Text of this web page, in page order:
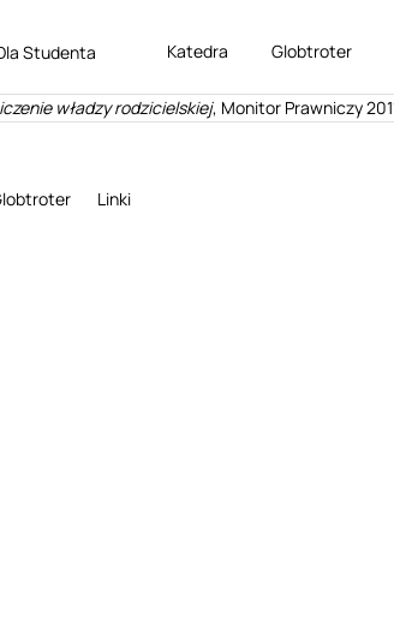
Studenta Katedra Globtroter
władzy rodzicielskiej, Monitor Prawniczy
Linki